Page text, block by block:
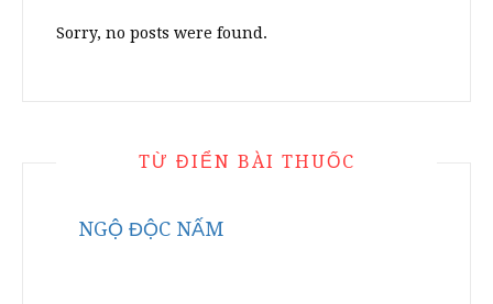
Sorry, no posts were found.
TỪ ĐIỂN BÀI THUỐC
NGỘ ĐỘC NẤM